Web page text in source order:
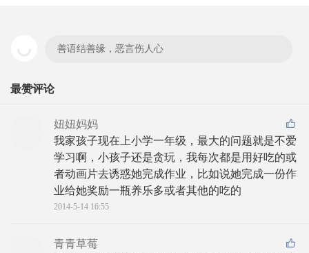
善语结善缘，恶言伤人心
最赞评论
妞妞妈妈
我家孩子现在上小学一年级，最大的问题就是不爱
学习啊，小孩子还是贪玩，我每次都是用好吃的或
者动画片去诱惑她完成作业，比如说她完成一份作
业给她奖励一瓶养乐多或者其他的吃的
2014-5-14 16:55
青青草莓